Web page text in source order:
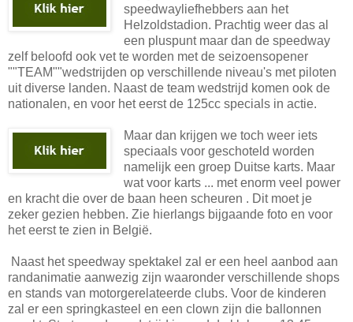
speedwayliefhebbers aan het
Helzoldstadion. Prachtig weer das al
een pluspunt maar dan de speedway
zelf beloofd ook vet te worden met de seizoensopener
""TEAM""wedstrijden op verschillende niveau's met piloten
uit diverse landen. Naast de team wedstrijd komen ook de
nationalen, en voor het eerst de 125cc specials in actie.
Maar dan krijgen we toch weer iets
speciaals voor geschoteld worden
namelijk een groep Duitse karts. Maar
wat voor karts ... met enorm veel power
en kracht die over de baan heen scheuren . Dit moet je
zeker gezien hebben. Zie hierlangs bijgaande foto en voor
het eerst te zien in België.
Naast het speedway spektakel zal er een heel aanbod aan
randanimatie aanwezig zijn waaronder verschillende shops
en stands van motorgerelateerde clubs. Voor de kinderen
zal er een springkasteel en een clown zijn die ballonnen